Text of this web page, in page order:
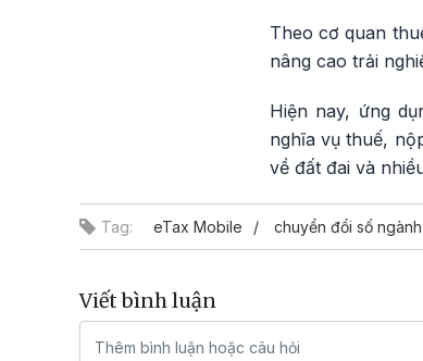
Theo cơ quan
nâng cao trải
Hiện nay, ứng
nghĩa vụ thuế,
về đất đai và
Tag: eTax Mobile chuyển đổi số
Viết bình luận